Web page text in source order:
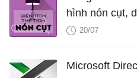
hình nón cụt,
nón cụt, thể
20/07
Microsoft